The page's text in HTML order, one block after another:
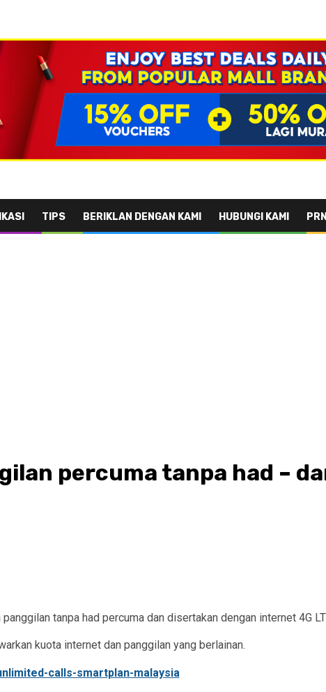
TIPS BERIKLAN DENGAN KAMI HUBUNGI KAMI
percuma tanpa had –
tanpa had percuma dan disertakan dengan internet 4G
kuota internet dan panggilan yang berlainan.